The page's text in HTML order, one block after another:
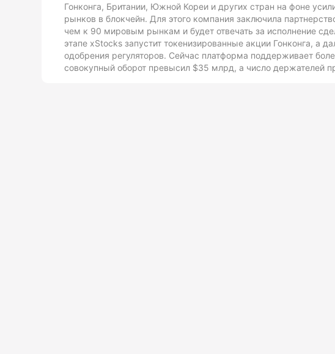
Гонконга, Британии, Южной Кореи и других стран на фоне
рынков в блокчейн. Для этого компания заключила
чем к 90 мировым рынкам и будет отвечать за исполнение
этапе xStocks запустит токенизированные акции Гонконга, а
одобрения регуляторов. Сейчас платформа поддерживает
совокупный оборот превысил $35 млрд, а число держателей